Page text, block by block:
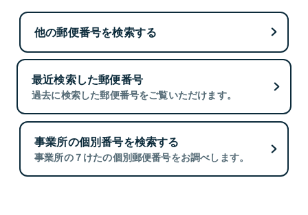
他の郵便番号を検索する
最近検索した郵便番号
過去に検索した郵便番号をご覧いただけます。
事業所の個別番号を検索する
事業所の７けたの個別郵便番号をお調べします。